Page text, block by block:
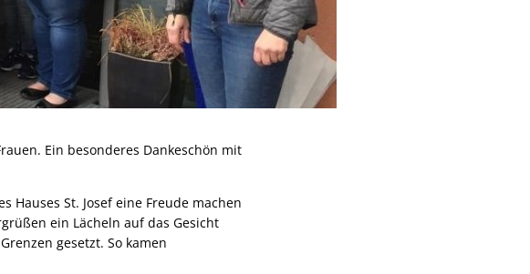
Ein besonderes Dankeschön mit
Hauses St. Josef eine Freude machen
ein Lächeln auf das Gesicht
gesetzt. So kamen